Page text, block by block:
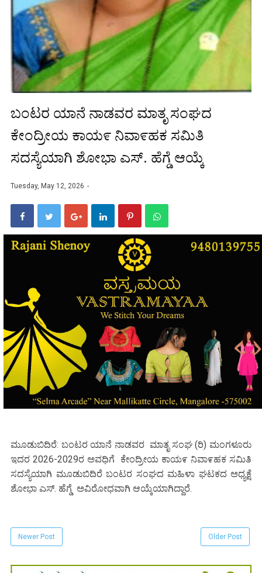
ಬಂಟರ ಯಾನೆ ನಾಡವರ ಮಾತೃ ಸಂಘದ
ಕೇಂದ್ರೀಯ ಕಾಯ೯ ನಿವಾ೯ಹಕ ಸಮಿತಿ
ಸದಸ್ಯೆಯಾಗಿ ಶೋಭಾ ಎಸ್. ಹೆಗ್ಡೆ ಆಯ್ಕೆ
Tuesday, May 12, 2026
ಮೂಡುಬಿದಿರೆ: ಬಂಟರ ಯಾನೆ ನಾಡವರ ಮಾತೃ ಸಂಘ (ರಿ) ಮಂಗಳೂರು
ಇದರ 2026-2029ರ ಅವಧಿಗೆ ಕೇಂದ್ರೀಯ ಕಾಯ೯ ನಿವಾ೯ಹಕ ಸಮಿತಿ
ಸದಸ್ಯೆಯಾಗಿ ಮೂಡುಬಿದಿರೆ ಬಂಟರ ಸಂಘದ ಮಹಿಳಾ ಘಟಕದ ಅಧ್ಯಕ್ಷೆ
ಶೋಭಾ ಎಸ್. ಹೆಗ್ಡೆ ಅವಿರೋಧವಾಗಿ ಆಯ್ಕೆಯಾಗಿದ್ದಾರೆ.
Newer Post Older Post